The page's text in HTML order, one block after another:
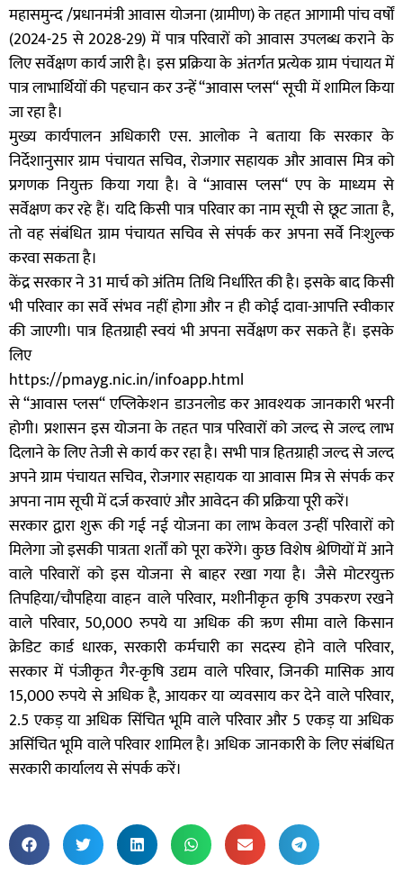
महासमुन्द /प्रधानमंत्री आवास योजना (ग्रामीण) के तहत आगामी पांच वर्षों
(2024-25 से 2028-29) में पात्र परिवारों को आवास उपलब्ध कराने के
लिए सर्वेक्षण कार्य जारी है। इस प्रक्रिया के अंतर्गत प्रत्येक ग्राम पंचायत में
पात्र लाभार्थियों की पहचान कर उन्हें “आवास प्लस“ सूची में शामिल किया
जा रहा है।
मुख्य कार्यपालन अधिकारी एस. आलोक ने बताया कि सरकार के
निर्देशानुसार ग्राम पंचायत सचिव, रोजगार सहायक और आवास मित्र को
प्रगणक नियुक्त किया गया है। वे “आवास प्लस“ एप के माध्यम से
सर्वेक्षण कर रहे हैं। यदि किसी पात्र परिवार का नाम सूची से छूट जाता है,
तो वह संबंधित ग्राम पंचायत सचिव से संपर्क कर अपना सर्वे निःशुल्क
करवा सकता है।
केंद्र सरकार ने 31 मार्च को अंतिम तिथि निर्धारित की है। इसके बाद किसी
भी परिवार का सर्वे संभव नहीं होगा और न ही कोई दावा-आपत्ति स्वीकार
की जाएगी। पात्र हितग्राही स्वयं भी अपना सर्वेक्षण कर सकते हैं। इसके
लिए
https://pmayg.nic.in/infoapp.html
से “आवास प्लस“ एप्लिकेशन डाउनलोड कर आवश्यक जानकारी भरनी
होगी। प्रशासन इस योजना के तहत पात्र परिवारों को जल्द से जल्द लाभ
दिलाने के लिए तेजी से कार्य कर रहा है। सभी पात्र हितग्राही जल्द से जल्द
अपने ग्राम पंचायत सचिव, रोजगार सहायक या आवास मित्र से संपर्क कर
अपना नाम सूची में दर्ज करवाएं और आवेदन की प्रक्रिया पूरी करें।
सरकार द्वारा शुरू की गई नई योजना का लाभ केवल उन्हीं परिवारों को
मिलेगा जो इसकी पात्रता शर्तों को पूरा करेंगे। कुछ विशेष श्रेणियों में आने
वाले परिवारों को इस योजना से बाहर रखा गया है। जैसे मोटरयुक्त
तिपहिया/चौपहिया वाहन वाले परिवार, मशीनीकृत कृषि उपकरण रखने
वाले परिवार, 50,000 रुपये या अधिक की ऋण सीमा वाले किसान
क्रेडिट कार्ड धारक, सरकारी कर्मचारी का सदस्य होने वाले परिवार,
सरकार में पंजीकृत गैर-कृषि उद्यम वाले परिवार, जिनकी मासिक आय
15,000 रुपये से अधिक है, आयकर या व्यवसाय कर देने वाले परिवार,
2.5 एकड़ या अधिक सिंचित भूमि वाले परिवार और 5 एकड़ या अधिक
असिंचित भूमि वाले परिवार शामिल है। अधिक जानकारी के लिए संबंधित
सरकारी कार्यालय से संपर्क करें।